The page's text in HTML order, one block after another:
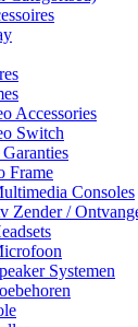
Accessories
Switch
Frame
Consoles
Zender /
Systemen